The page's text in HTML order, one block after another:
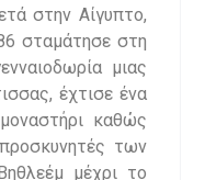
στην Αίγυπτο,
σταμάτησε στη
μιας
έχτισε ένα
καθώς
των
μέχρι το